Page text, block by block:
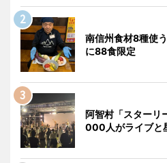
南信州食材8種使
に88食限定
阿智村「スターリ
000人がライブと